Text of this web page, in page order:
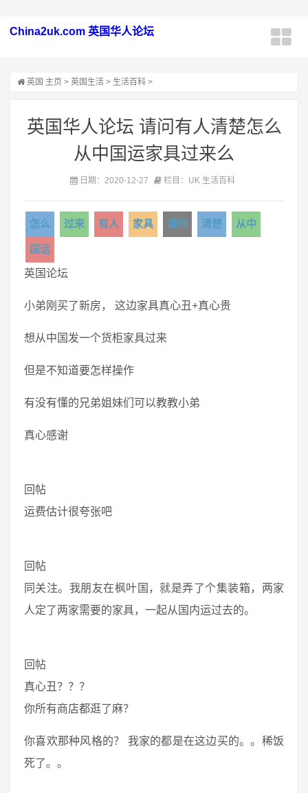
China2uk.com 英国华人论坛
英国 主页 > 英国生活 > 生活百科 >
英国华人论坛 请问有人清楚怎么
从中国运家具过来么
日期：2020-12-27 栏目：UK 生活百科
怎么 过来 有人 家具 请问 清楚 从中
国运
英国论坛
小弟刚买了新房， 这边家具真心丑+真心贵
想从中国发一个货柜家具过来
但是不知道要怎样操作
有没有懂的兄弟姐妹们可以教教小弟
真心感谢
回帖
运费估计很夸张吧
回帖
同关注。我朋友在枫叶国，就是弄了个集装箱，两家
人定了两家需要的家具，一起从国内运过去的。
回帖
真心丑？？？
你所有商店都逛了麻？
你喜欢那种风格的？ 我家的都是在这边买的。。稀饭
死了。。